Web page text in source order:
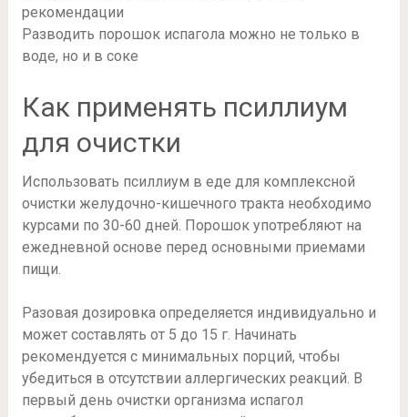
Разводить порошок испагола можно не только в
воде, но и в соке
Как применять псиллиум
для очистки
Использовать псиллиум в еде для комплексной
очистки желудочно-кишечного тракта необходимо
курсами по 30-60 дней. Порошок употребляют на
ежедневной основе перед основными приемами
пищи.
Разовая дозировка определяется индивидуально и
может составлять от 5 до 15 г. Начинать
рекомендуется с минимальных порций, чтобы
убедиться в отсутствии аллергических реакций. В
первый день очистки организма испагол